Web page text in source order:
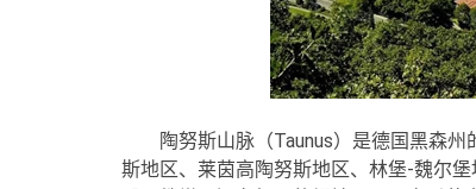
陶努斯山脉（Taunus）是德国黑森
斯地区、莱茵高陶努斯地区、林堡-魏尔